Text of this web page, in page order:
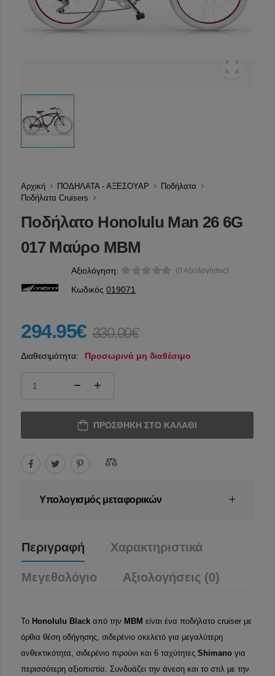
Αρχική ΠΟΔΗΛΑΤΑ - ΑΞΕΣΟΥΑΡ
Ποδήλατα
Ποδήλατα Cruisers
Ποδήλατο Honolulu Man 26 6G
017 Μαύρο MBM
Αξιολόγηση: (0 Αξιολογήσεις)
Κωδικός 019071
294.95€ 330.00€
Διαθεσιμότητα: Προσωρινά μη διαθέσιμο
ΠΡΟΣΘΉΚΗ ΣΤΟ ΚΑΛΆΘΙ
Υπολογισμός μεταφορικών
Περιγραφή Χαρακτηριστικά
Μεγεθολόγιο Αξιολογήσεις (0)
Το Honolulu Black από την MBM είναι ένα ποδήλατο cruiser με
όρθια θέση οδήγησης, σιδερένιο σκελετό για μεγαλύτερη
ανθεκτικότητα, σιδερένιο πιρούνι και 6 ταχύτητες Shimano για
περισσότερη αξιοπιστία. Συνδυάζει την άνεση και το στιλ με την